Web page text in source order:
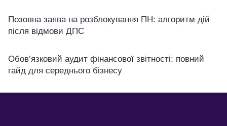
Позовна заява на розблокування ПН: алгоритм дій
після відмови ДПС
Обов’язковий аудит фінансової звітності: повний
гайд для середнього бізнесу